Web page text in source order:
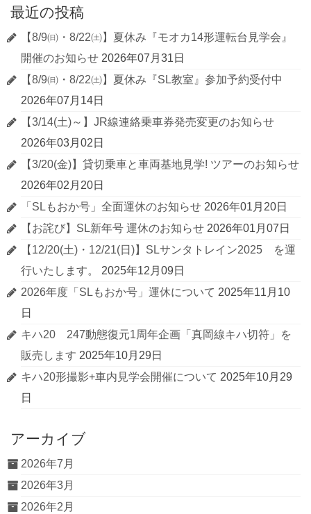
最近の投稿
【8/9㈰・8/22㈯】夏休み『モオカ14形運転台見学会』
開催のお知らせ 2026年07月31日
【8/9㈰・8/22㈯】夏休み『SL教室』参加予約受付中
2026年07月14日
【3/14(土)～】JR線連絡乗車券発売変更のお知らせ
2026年03月02日
【3/20(金)】貸切乗車と車両基地見学! ツアーのお知らせ
2026年02月20日
「SLもおか号」全面運休のお知らせ 2026年01月20日
【お詫び】SL新年号 運休のお知らせ 2026年01月07日
【12/20(土)・12/21(日)】SLサンタトレイン2025 を運
行いたします。
2025年12月09日
2026年度「SLもおか号」運休について 2025年11月10
日
キハ20 247動態復元1周年企画「真岡線キハ切符」を
販売します 2025年10月29日
キハ20形撮影+車内見学会開催について 2025年10月29
日
アーカイブ
2026年7月
2026年3月
2026年2月